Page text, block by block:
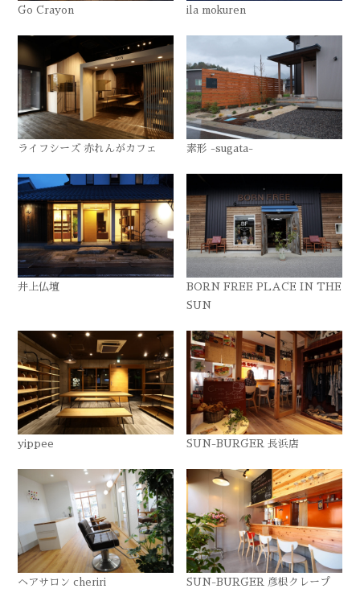
Go Crayon ila mokuren
ライフシーズ 赤れんがカフェ 素形 -sugata-
井上仏壇
BORN FREE PLACE IN THE
SUN
yippee SUN-BURGER 長浜店
ヘアサロン cheriri SUN-BURGER 彦根クレープ